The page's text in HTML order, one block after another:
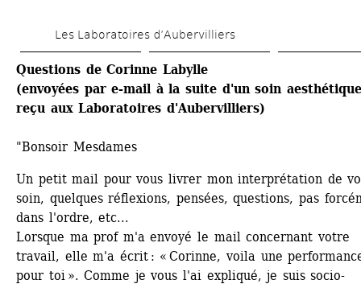
to
main
content
Les Laboratoires d’Aubervilliers
Questions de Corinne Labylle
(envoyées par e-mail à la suite d'un soin aesthétique
reçu aux Laboratoires d'Aubervilliers)
"Bonsoir Mesdames
Un petit mail pour vous livrer mon interprétation de
soin, quelques réflexions, pensées, questions, pas
dans l'ordre, etc...
Lorsque ma prof m'a envoyé le mail concernant votre
travail, elle m'a écrit : « Corinne, voila une
pour toi ». Comme je vous l'ai expliqué, je suis socio-